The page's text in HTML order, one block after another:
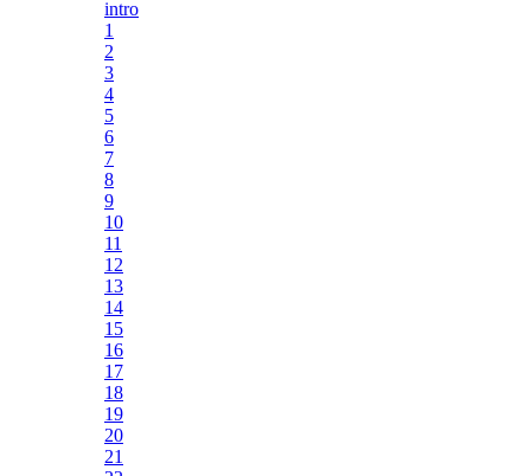
intro
1
2
3
4
5
6
7
8
9
10
11
12
13
14
15
16
17
18
19
20
21